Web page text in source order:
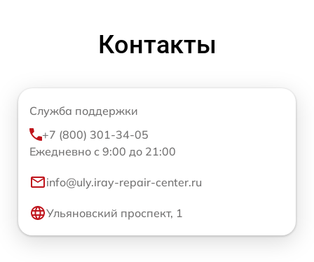
Контакты
Служба поддержки
+7 (800) 301-34-05
Ежедневно с 9:00 до 21:00
info@uly.iray-repair-center.ru
Ульяновский проспект, 1